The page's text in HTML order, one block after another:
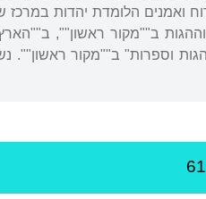
ואמנים הלומדת יהדות במרכז
ב""מקור ראשון"",
להגות וספרות" ב""מקור